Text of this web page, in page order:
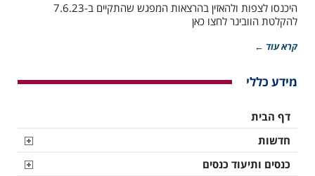
בהנחיית
4
היכנסו לצפות ולהאזין בהרצאות המפגש שהתקיים ב-7.6.23
להקלטת הוובינר לחצו כאן
קרא עוד ←
מידע כללי
דף הבית
חדשות
כנסים ותיעוד כנסים